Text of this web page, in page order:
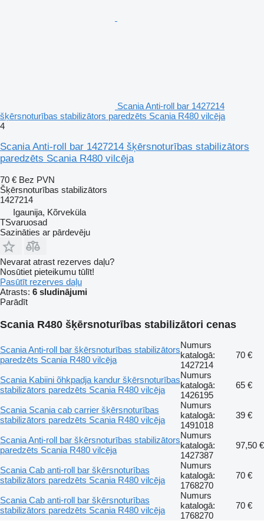
Scania Anti-roll bar 1427214
šķērsnoturības stabilizātors paredzēts Scania R480 vilcēja
4
Scania Anti-roll bar 1427214 šķērsnoturības stabilizātors
paredzēts Scania R480 vilcēja
70 € Bez PVN
Šķērsnoturības stabilizātors
1427214
Igaunija, Kõrveküla
TSvaruosad
Sazināties ar pārdevēju
Nevarat atrast rezerves daļu?
Nosūtiet pieteikumu tūlīt!
Pasūtīt rezerves daļu
Atrasts: 6 sludinājumi
Parādīt
Scania R480 šķērsnoturības stabilizātori cenas
Scania Anti-roll bar šķērsnoturības stabilizātors
paredzēts Scania R480 vilcēja
Numurs
katalogā:
1427214
70 €
Scania Kabiini õhkpadja kandur šķērsnoturības
stabilizātors paredzēts Scania R480 vilcēja
Numurs
katalogā:
1426195
65 €
Scania Scania cab carrier šķērsnoturības
stabilizātors paredzēts Scania R480 vilcēja
Numurs
katalogā:
1491018
39 €
Scania Anti-roll bar šķērsnoturības stabilizātors
paredzēts Scania R480 vilcēja
Numurs
katalogā:
1427387
97,50 €
Scania Cab anti-roll bar šķērsnoturības
stabilizātors paredzēts Scania R480 vilcēja
Numurs
katalogā:
1768270
70 €
Scania Cab anti-roll bar šķērsnoturības
stabilizātors paredzēts Scania R480 vilcēja
Numurs
katalogā:
1768270
70 €